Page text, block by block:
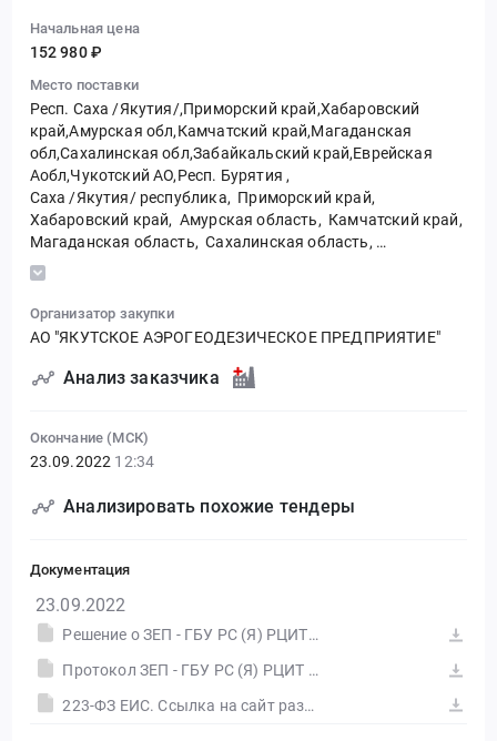
Начальная цена
152 980 ₽
Место поставки
Респ. Саха /Якутия/,Приморский край,Хабаровский
край,Амурская обл,Камчатский край,Магаданская
обл,Сахалинская обл,Забайкальский край,Еврейская
Аобл,Чукотский АО,Респ. Бурятия ,
Саха /Якутия/ республика, Приморский край,
Хабаровский край, Амурская область, Камчатский край,
Магаданская область, Сахалинская область,
Забайкальский край,
Чукотский автономный округ,
Организатор закупки
АО "ЯКУТСКОЕ АЭРОГЕОДЕЗИЧЕСКОЕ ПРЕДПРИЯТИЕ"
Анализ заказчика
Окончание (МСК)
23.09.2022 12:34
Анализировать похожие тендеры
Документация
23.09.2022
Решение о ЗЕП - ГБУ РС (Я) РЦИТ - Интернет для Верхоянска
Протокол ЗЕП - ГБУ РС (Я) РЦИТ - Интернет для Верхоянска
223-ФЗ ЕИС. Ссылка на сайт размещения тендера #30556612123.doc